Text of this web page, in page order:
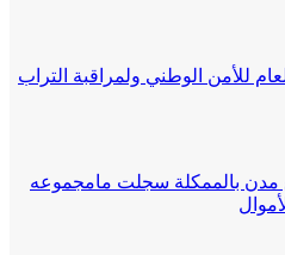
للأمن الوطني ولمراقبة التراب
مدن بالممكلة سجلت مامجموعه